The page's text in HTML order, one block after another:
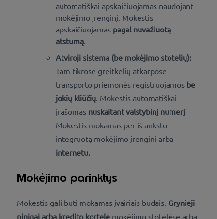
automatiškai apskaičiuojamas naudojant
mokėjimo įrenginį. Mokestis
apskaičiuojamas pagal nuvažiuotą
atstumą
Atviroji sistema (be mokėjimo stotelių):
Tam tikrose greitkelių atkarpose
transporto priemonės registruojamos be
jokių kliūčių . Mokestis automatiškai
įrašomas nuskaitant valstybinį numerį
Mokestis mokamas per iš anksto
integruotą mokėjimo įrenginį arba
internetu.
Mokėjimo parinktys
Mokestis gali būti mokamas įvairiais būdais. Grynieji
pinigai arba kredito kortelė mokėjimo stotelėse arba